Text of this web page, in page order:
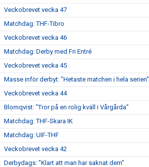
Veckobrevet vecka 47
Matchdag: THF-Tibro
Veckobrevet vecka 46
Matchdag: Derby med Fri Entré
Veckobrevet vecka 45
Masse inför derbyt: "Hetaste matchen i hela serien"
Veckobrevet vecka 44
Blomqvist: "Tror på en rolig kväll i Vårgårda"
Matchdag: THF-Skara IK
Matchdag: UIF-THF
Veckobrevet vecka 42
Derbydags: ”Klart att man har saknat dem"